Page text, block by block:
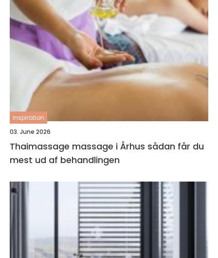
inspiration
03. June 2026
Thaimassage massage i Århus sådan får du
mest ud af behandlingen